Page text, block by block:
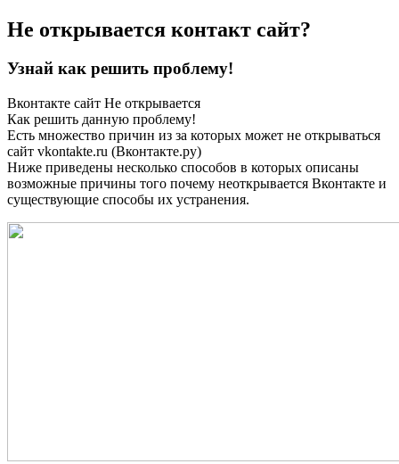
Не открывается контакт сайт?
Узнай как решить проблему!
Вконтакте сайт Не открывается
Как решить данную проблему!
Есть множество причин из за которых может не открываться
сайт vkontakte.ru (Вконтакте.ру)
Ниже приведены несколько способов в которых описаны
возможные причины того почему неоткрывается Вконтакте и
существующие способы их устранения.